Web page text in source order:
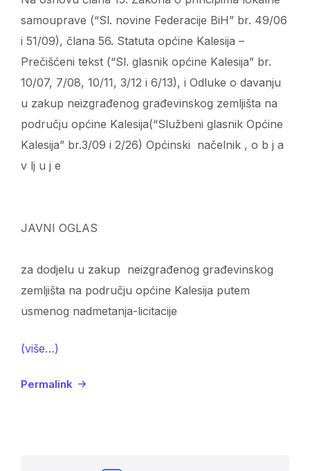
samouprave (“Sl. novine Federacije BiH” br. 49/06
i 51/09), člana 56. Statuta općine Kalesija –
Prečišćeni tekst (“Sl. glasnik općine Kalesija” br.
10/07, 7/08, 10/11, 3/12 i 6/13), i Odluke o davanju
u zakup neizgrađenog građevinskog zemljišta na
području općine Kalesija(“Službeni glasnik Općine
Kalesija” br.3/09 i 2/26) Općinski načelnik , o b j a
v lj u j e
JAVNI OGLAS
za dodjelu u zakup neizgrađenog građevinskog
zemljišta na području općine Kalesija putem
usmenog nadmetanja-licitacije
(više…)
Permalink